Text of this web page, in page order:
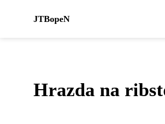
JTBopeN
Hrazda na